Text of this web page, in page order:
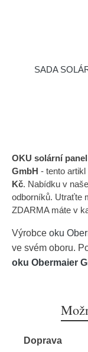
SADA
OKU solární panel
GmbH - tento
Kč. Nabídku v
odborníků. Utraťte
ZDARMA máte v
Výrobce oku
ve svém oboru.
oku Obermaier
Doprava